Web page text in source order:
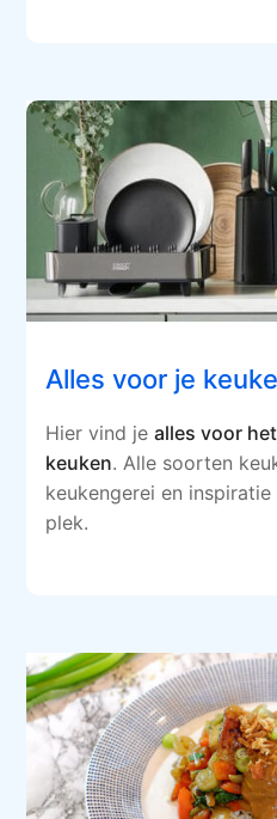
Alles voor je
Hier vind jealles voor
keuken. Alle soorten
keukengerei en
plek.